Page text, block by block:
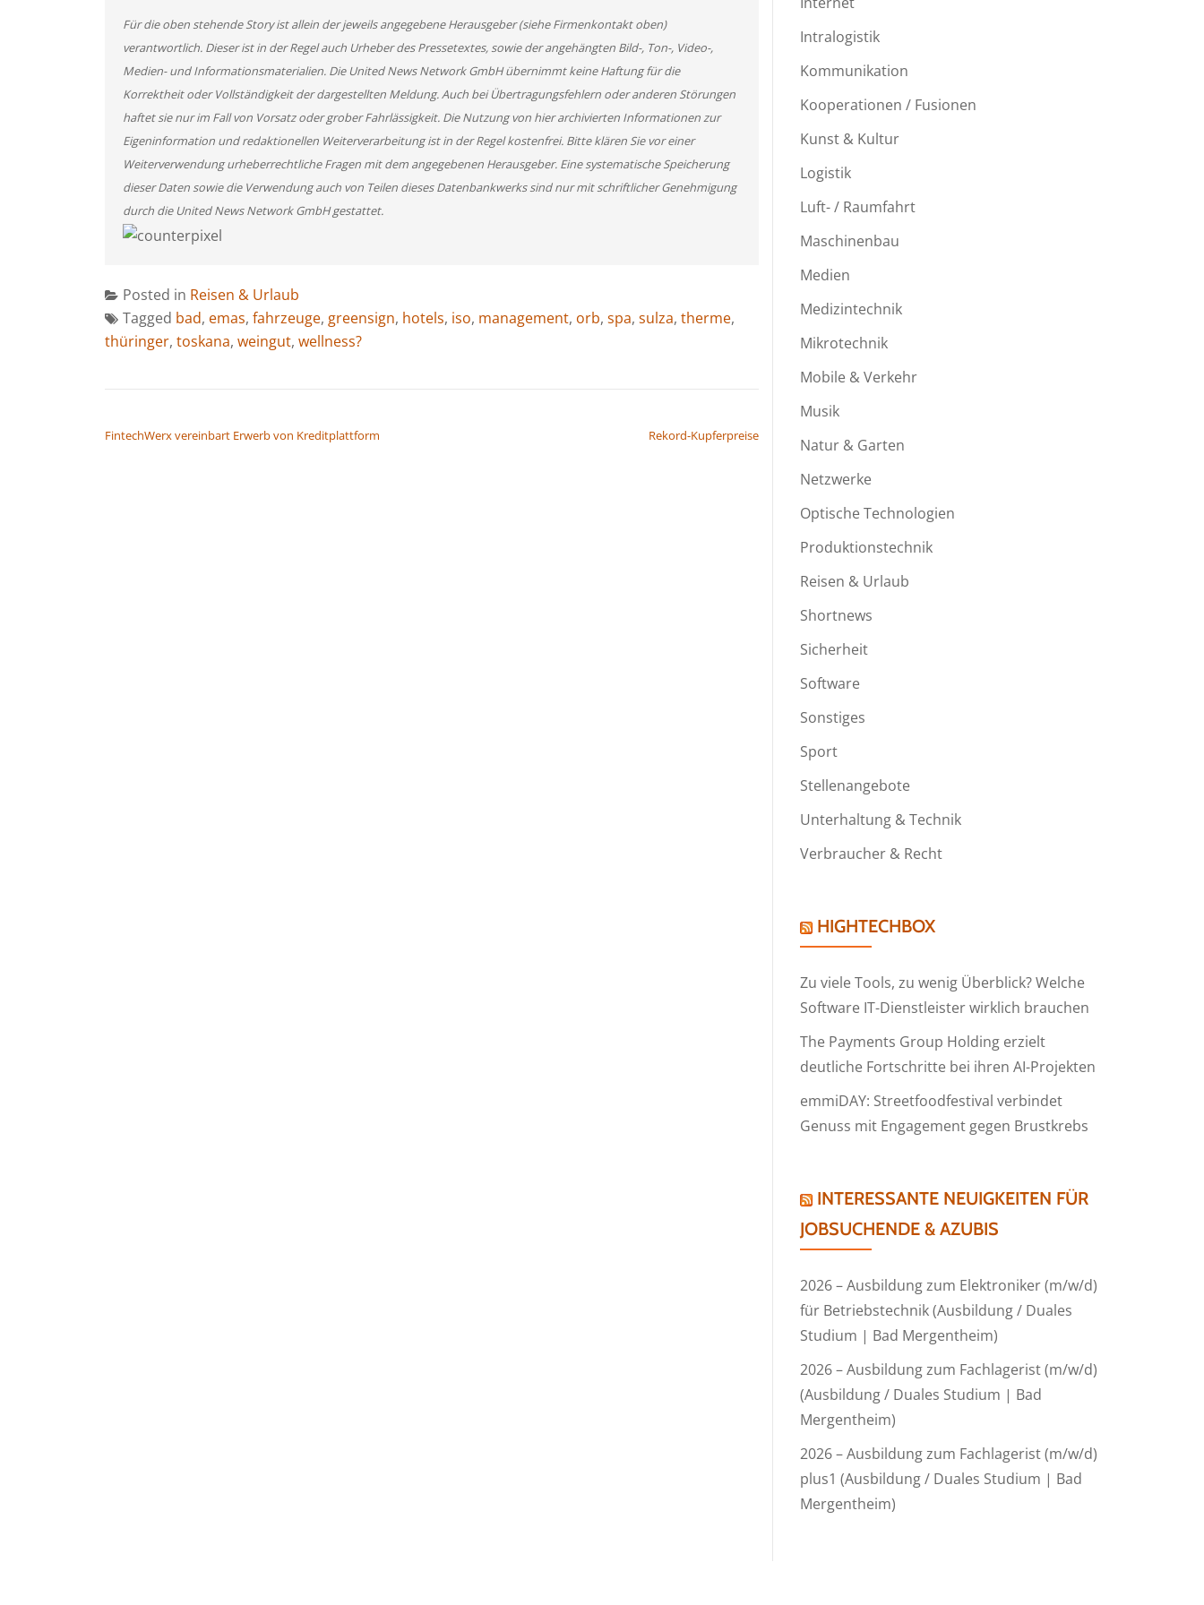
Für die oben stehende Story ist allein der jeweils angegebene Herausgeber (siehe Firmenkontakt oben)
verantwortlich. Dieser ist in der Regel auch Urheber des Pressetextes, sowie der angehängten Bild-, Ton-, Video-,
Medien- und Informationsmaterialien. Die United News Network GmbH übernimmt keine Haftung für die
Korrektheit oder Vollständigkeit der dargestellten Meldung. Auch bei Übertragungsfehlern oder anderen Störungen
haftet sie nur im Fall von Vorsatz oder grober Fahrlässigkeit. Die Nutzung von hier archivierten Informationen zur
Eigeninformation und redaktionellen Weiterverarbeitung ist in der Regel kostenfrei. Bitte klären Sie vor einer
Weiterverwendung urheberrechtliche Fragen mit dem angegebenen Herausgeber. Eine systematische Speicherung
dieser Daten sowie die Verwendung auch von Teilen dieses Datenbankwerks sind nur mit schriftlicher Genehmigung
durch die United News Network GmbH gestattet.
Posted in Reisen & Urlaub
Tagged bad, emas, fahrzeuge, greensign, hotels, iso, management, orb, spa, sulza, therme,
thüringer, toskana, weingut, wellness?
FintechWerx vereinbart Erwerb von Kreditplattform Rekord-Kupferpreise
Intralogistik
Kommunikation
Kooperationen / Fusionen
Kunst & Kultur
Logistik
Luft- / Raumfahrt
Maschinenbau
Medien
Medizintechnik
Mikrotechnik
Mobile & Verkehr
Musik
Natur & Garten
Netzwerke
Optische Technologien
Produktionstechnik
Reisen & Urlaub
Shortnews
Sicherheit
Software
Sonstiges
Sport
Stellenangebote
Unterhaltung & Technik
Verbraucher & Recht
HIGHTECHBOX
Zu viele Tools, zu wenig Überblick? Welche
Software IT-Dienstleister wirklich brauchen
The Payments Group Holding erzielt
deutliche Fortschritte bei ihren AI-Projekten
emmiDAY: Streetfoodfestival verbindet
Genuss mit Engagement gegen Brustkrebs
INTERESSANTE NEUIGKEITEN FÜR
JOBSUCHENDE & AZUBIS
2026 – Ausbildung zum Elektroniker (m/w/d)
für Betriebstechnik (Ausbildung / Duales
Studium | Bad Mergentheim)
2026 – Ausbildung zum Fachlagerist (m/w/d)
(Ausbildung / Duales Studium | Bad
Mergentheim)
2026 – Ausbildung zum Fachlagerist (m/w/d)
plus1 (Ausbildung / Duales Studium | Bad
Mergentheim)